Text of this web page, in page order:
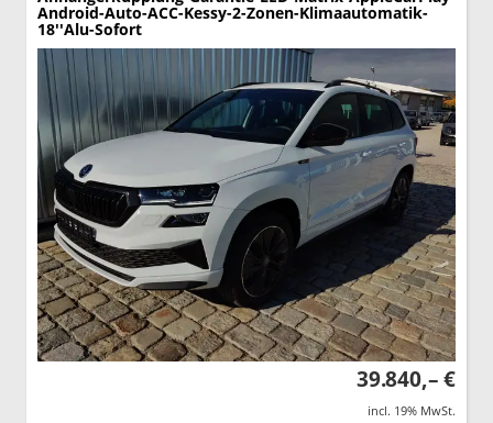
Android-Auto-ACC-Kessy-2-Zonen-Klimaautomatik-
18''Alu-Sofort
39.840,– €
incl. 19% MwSt.